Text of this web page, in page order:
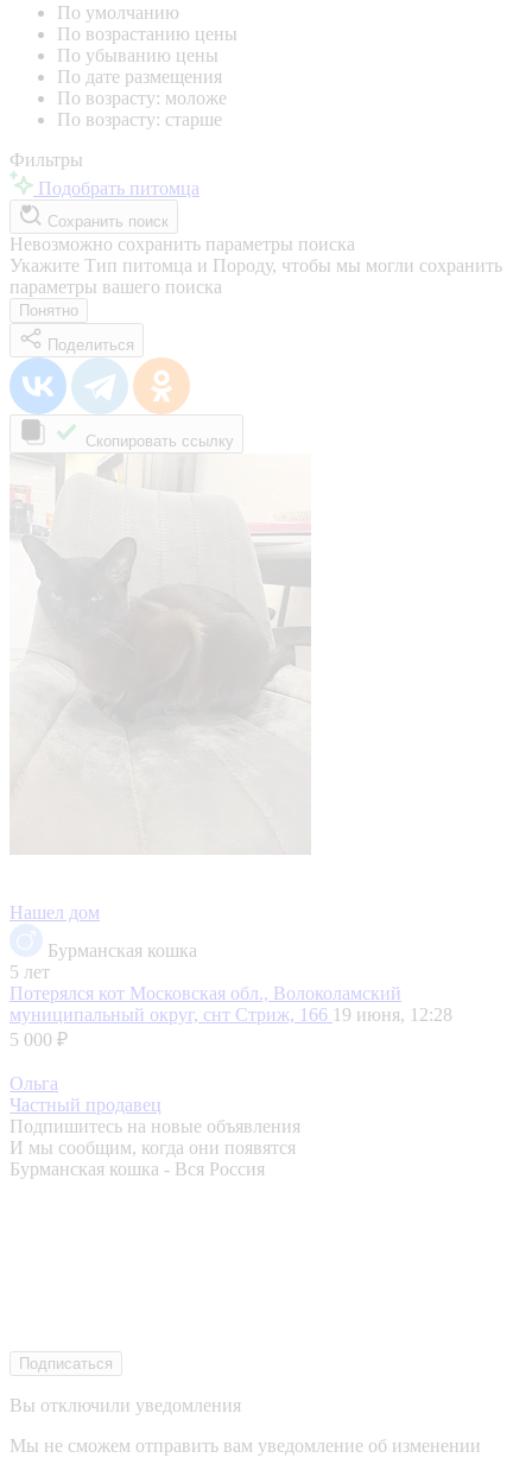
По умолчанию
По возрастанию цены
По убыванию цены
По дате размещения
По возрасту: моложе
По возрасту: старше
Фильтры
Подобрать питомца
Сохранить поиск
Невозможно сохранить параметры поиска
Укажите Тип питомца и Породу, чтобы мы могли сохранить
параметры вашего поиска
Понятно
Поделиться
Скопировать ссылку
Нашел дом
Бурманская кошка
5 лет
Потерялся кот Московская обл., Волоколамский
муниципальный округ, снт Стриж, 166 19 июня, 12:28
5 000 ₽
Ольга
Частный продавец
Подпишитесь на новые объявления
И мы сообщим, когда они появятся
Бурманская кошка - Вся Россия
Подписаться
Вы отключили уведомления
Мы не сможем отправить вам уведомление об изменении